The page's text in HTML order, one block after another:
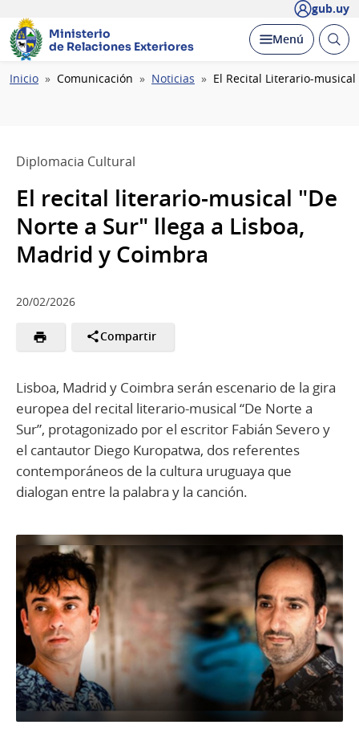
gub.uy
Ministerio
de Relaciones Exteriores
Desplegar
Menú Abrir
Ruta
Inicio Comunicación Noticias El Recital Literario-
Diplomacia Cultural
El recital literario-musical "De
Norte a Sur" llega a Lisboa,
Madrid y Coimbra
20/02/2026
Compartir
Lisboa, Madrid y Coimbra serán escenario de la gira
europea del recital literario-musical “De Norte a
Sur”, protagonizado por el escritor Fabián Severo y
el cantautor Diego Kuropatwa, dos referentes
contemporáneos de la cultura uruguaya que
dialogan entre la palabra y la canción.